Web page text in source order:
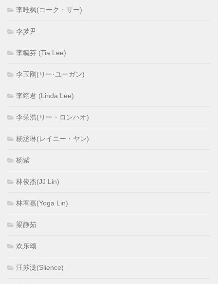
李唯枫(コーク・リー)
李梦尹
李毓芬 (Tia Lee)
李玉刚(リー·ユーガン)
李翊君 (Linda Lee)
李荣浩(リー・ロンハオ)
杨丞琳(レイニー・ヤン)
杨紫
林俊杰(JJ Lin)
林宥嘉(Yoga Lin)
梁静茹
欢乐颂
汪苏泷(Slience)